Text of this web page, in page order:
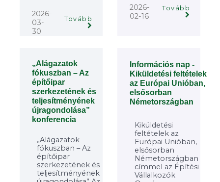
2026-
03-
30
Tovább
2026-
02-16
Tovább
„Alágazatok
fókuszban – Az
építőipar
szerkezetének és
teljesítményének
újragondolása”
konferencia
„Alágazatok
fókuszban – Az
építőipar
szerkezetének és
teljesítményének
Információs nap -
Kiküldetési feltételek
az Európai Unióban,
elsősorban
Németországban
Kiküldetési
feltételek az
Európai Unióban,
elsősorban
Németországban
címmel az Építési
Vállalkozók